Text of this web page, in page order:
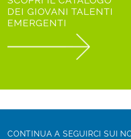
DEI GIOVANI TALENTI
EMERGENTI
CONTINUA A SEGUIRCI SUI